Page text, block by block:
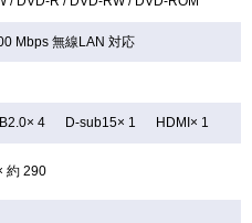
Mbps 無線LAN対応
4 D-sub15× 1 HDMI× 1
約 290